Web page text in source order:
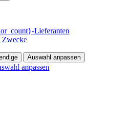
Lieferanten
Zwecke
Auswahl anpassen
anpassen